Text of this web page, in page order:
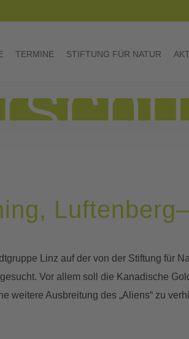
TERMINE STIFTUNG FÜR NATUR
Linz auf der von der Stiftung für
Vor allem soll die Kanadische
weitere Ausbreitung des „Aliens“ zu